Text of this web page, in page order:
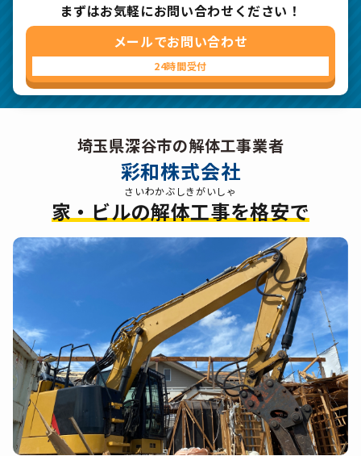
まずはお気軽にお問い合わせください！
メールでお問い合わせ
24時間受付
埼玉県深谷市の解体工事業者
彩和株式会社
さいわかぶしきがいしゃ
家・ビルの解体工事を格安で